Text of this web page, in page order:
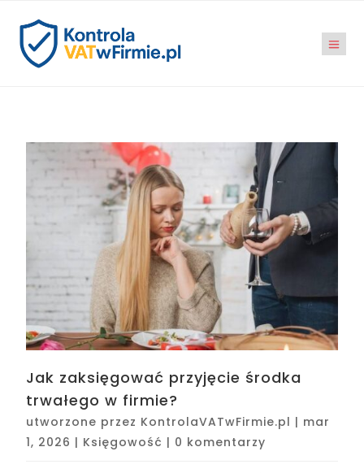
Jak zaksięgować przyjęcie środka
trwałego w firmie?
utworzone przez KontrolaVATwFirmie.pl | mar
1, 2026 | Księgowość | 0 komentarzy